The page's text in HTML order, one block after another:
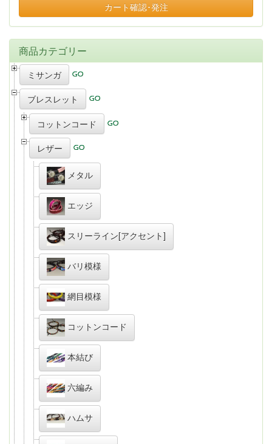
カート確認･発注
商品カテゴリー
ミサンガ
ブレスレット
コットンコード
レザー
メタル
エッジ
スリーライン[アクセント]
バリ模様
網目模様
コットンコード
本結び
六編み
ハムサ